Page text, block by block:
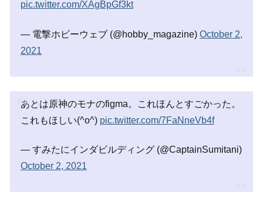
pic.twitter.com/XAgBpGf3kt
— 電撃ホビーウェブ (@hobby_magazine) October 2,
2021
あとは原神のモナのfigma。これほんとすごかった。
これもほしい(^o^) pic.twitter.com/7FaNneVb4f
— すみたにインダビルディング (@CaptainSumitani)
October 2, 2021